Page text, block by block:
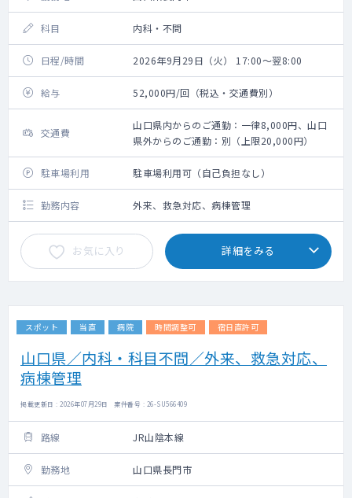
科目 内科・不問
日程/時間 2026年9月29日（火） 17:00～翌8:00
給与 52,000円/回（税込・交通費別）
交通費
山口県内からのご通勤：一律8,000円、山口
県外からのご通勤：別（上限20,000円）
駐車場利用 駐車場利用可（自己負担なし）
勤務内容 外来、救急対応、病棟管理
お気に入り 詳細をみる
スポット 当直 病院 時間調整可 宿日直許可
山口県／内科・科目不問／外来、救急対応、
病棟管理
掲載更新日 : 2026年07月29日 案件番号 : 26-SU566409
路線 JR山陰本線
勤務地 山口県長門市